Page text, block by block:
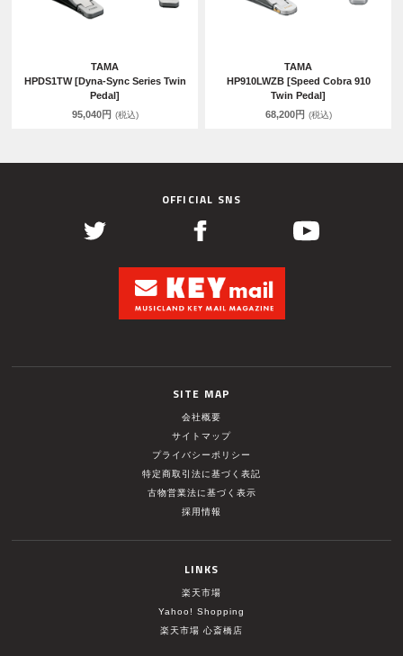
TAMA
HPDS1TW [Dyna-Sync Series Twin
Pedal]
95,040円 (税込)
TAMA
HP910LWZB [Speed Cobra 910
Twin Pedal]
68,200円 (税込)
OFFICIAL SNS
SITE MAP
会社概要
サイトマップ
プライバシーポリシー
特定商取引法に基づく表記
古物営業法に基づく表示
採用情報
LINKS
楽天市場
Yahoo! Shopping
楽天市場 心斎橋店